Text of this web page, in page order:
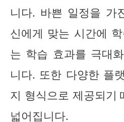
니다. 바쁜 일정을 가
신에게 맞는 시간에
는 학습 효과를 극대
니다. 또한 다양한 플
지 형식으로 제공되기
넓어집니다.